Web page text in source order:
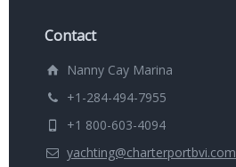
Contact
Nanny Cay Marina
+1-284-494-7955
+1 800-603-4094
yachting@charterportbvi.com